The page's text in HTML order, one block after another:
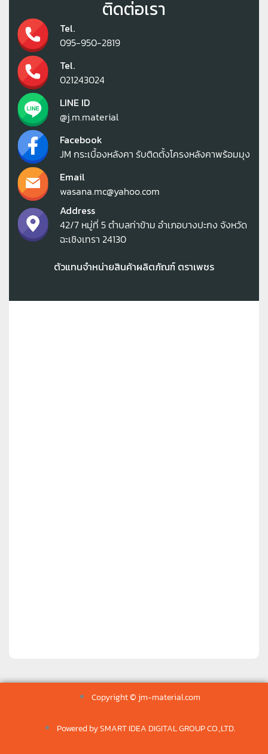
ติดต่อเรา
Tel.
095-950-2819
Tel.
021243024
LINE ID
@j.m.material
Facebook
JM กระเบื้องหลังคา รับติดตั้งโครงหลังคาพร้อมมุง
Email
wasana.mc@yahoo.com
Address
42/7 หมู่ที่ 5 ตำบลท่าข้าม อำเภอบางปะกง จังหวัด
ฉะเชิงเทรา 24130
ตัวแทนจำหน่ายสินค้าผลิตภัณฑ์ ตราเพชร
Copyright © jm-material.com
Powered by SMART IDEA DIGITAL GROUP CO.,LTD.